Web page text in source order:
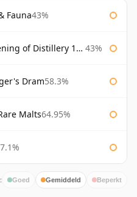
Fauna43%
of Distillery 1991 43%
Dram58.3%
Malts64.95%
Goed Gemiddeld Beperkt